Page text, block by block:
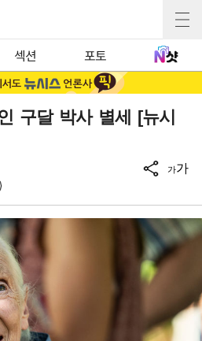
섹션 포토
구달 박사 별세 [뉴시
가가